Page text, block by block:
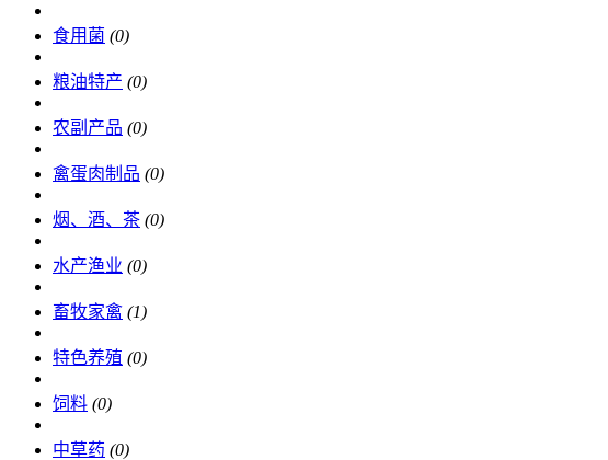
食用菌 (0)
粮油特产 (0)
农副产品 (0)
禽蛋肉制品 (0)
烟、酒、茶 (0)
水产渔业 (0)
畜牧家禽 (1)
特色养殖 (0)
饲料 (0)
中草药 (0)